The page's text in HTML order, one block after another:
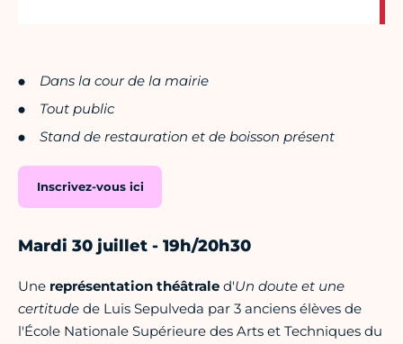
Dans la cour de la mairie
Tout public
Stand de restauration et de boisson présent
Inscrivez-vous ici
Mardi 30 juillet - 19h/20h30
Une représentation théâtrale d'Un doute et une
certitude de Luis Sepulveda par 3 anciens élèves de
l'École Nationale Supérieure des Arts et Techniques du